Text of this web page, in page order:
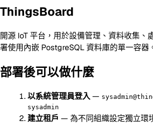
ThingsBoard
開源 IoT 平台，用於設備管理、資料收集、
署使用內嵌 PostgreSQL 資料庫的單一容器
部署後可以做什麼
以系統管理員登入—
sysadmin
建立租戶 — 為不同組織設定獨立環